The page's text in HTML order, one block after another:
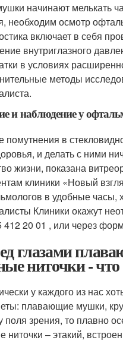
начинают мелькать
необходим осмотр
включает в себя
внутриглазного
в условиях
методы
и наблюдение у
помутнения в
и делать с ними
жизни, показана
клиники «Новый
в удобные часы,
Клиники окажут
412 20 01 , или через
глазами
ниточки - что
у каждого из нас
плавающие мушки,
поля зрения, то плавно
ниточки – этакий,